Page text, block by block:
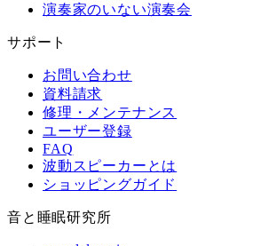
演奏家のいない演奏会
サポート
お問い合わせ
資料請求
修理・メンテナンス
ユーザー登録
FAQ
波動スピーカーとは
ショッピングガイド
音と睡眠研究所